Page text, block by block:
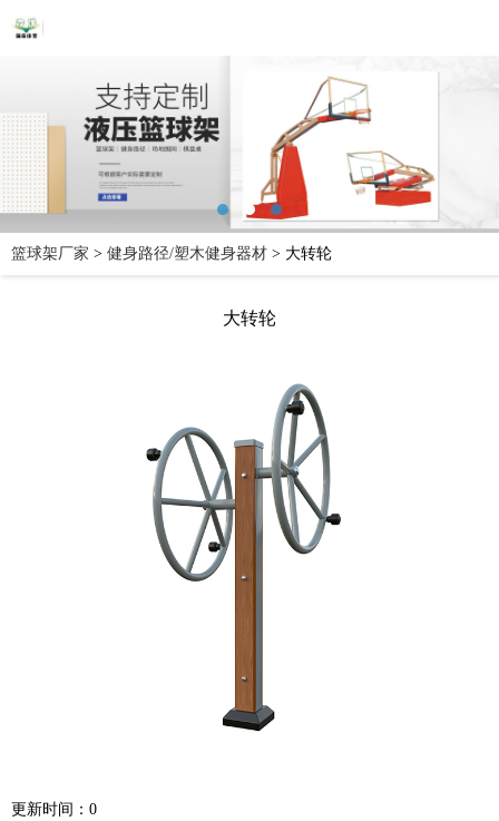
篮球架厂家 > 健身路径/塑木健身器材 > 大转轮
大转轮
更新时间：0